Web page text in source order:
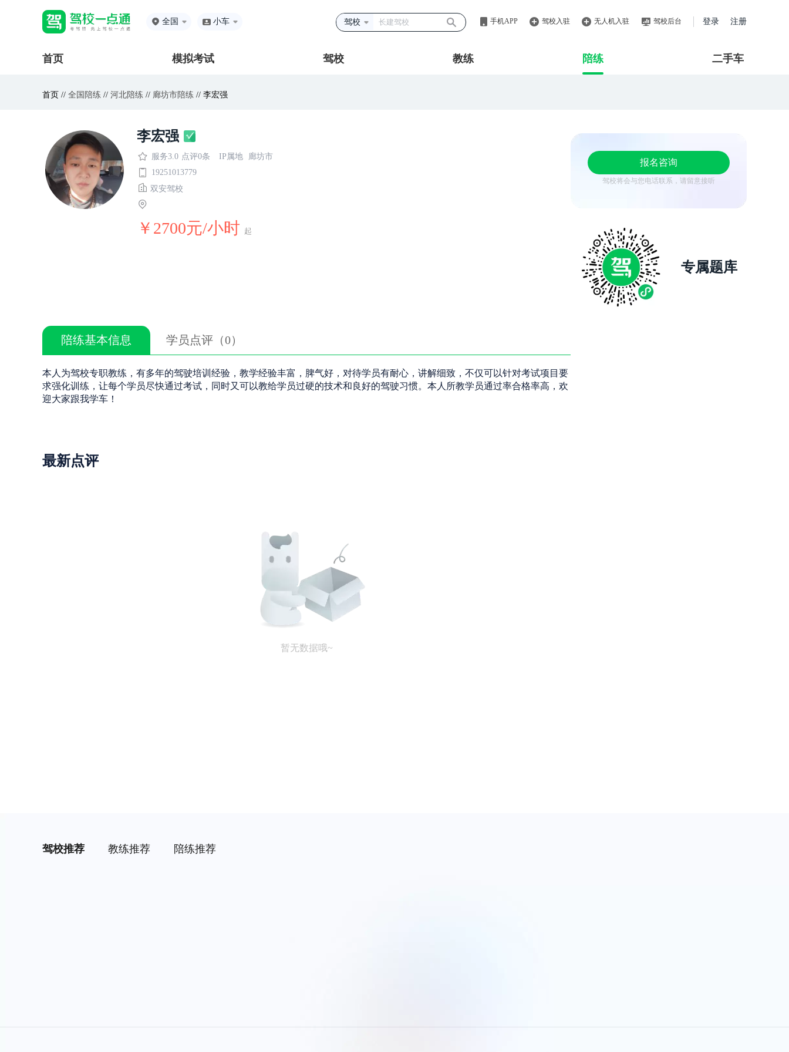
全国 小车 驾校 手机APP 驾校入驻 无人机入驻 驾校后台 登录 注册
首页 模拟考试 驾校 教练 陪练 二手车
首页 // 全国陪练 // 河北陪练 // 廊坊市陪练 // 李宏强
李宏强
服务3.0 点评0条 IP属地
廊坊市
19251013779
双安驾校
￥2700元/小时 起
报名咨询
驾校将会与您电话联系，请留意接听
专属题库
陪练基本信息 学员点评（0）
本人为驾校专职教练，有多年的驾驶培训经验，教学经验丰富，脾气好，对待学员有耐心，讲解细致，不仅可以针对考试项目要
求强化训练，让每个学员尽快通过考试，同时又可以教给学员过硬的技术和良好的驾驶习惯。本人所教学员通过率合格率高，欢
迎大家跟我学车！
最新点评
暂无数据哦~
驾校推荐 教练推荐 陪练推荐